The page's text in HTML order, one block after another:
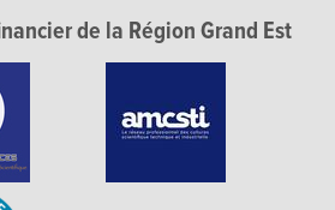
de la Région Grand Est